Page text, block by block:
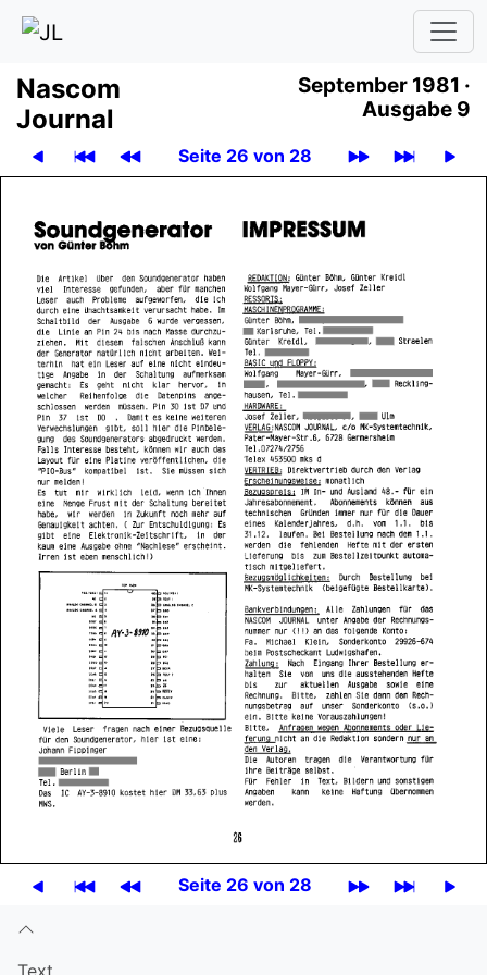
Nascom
Journal
September 1981 ·
Ausgabe 9
Seite 26 von 28
Seite 26 von 28